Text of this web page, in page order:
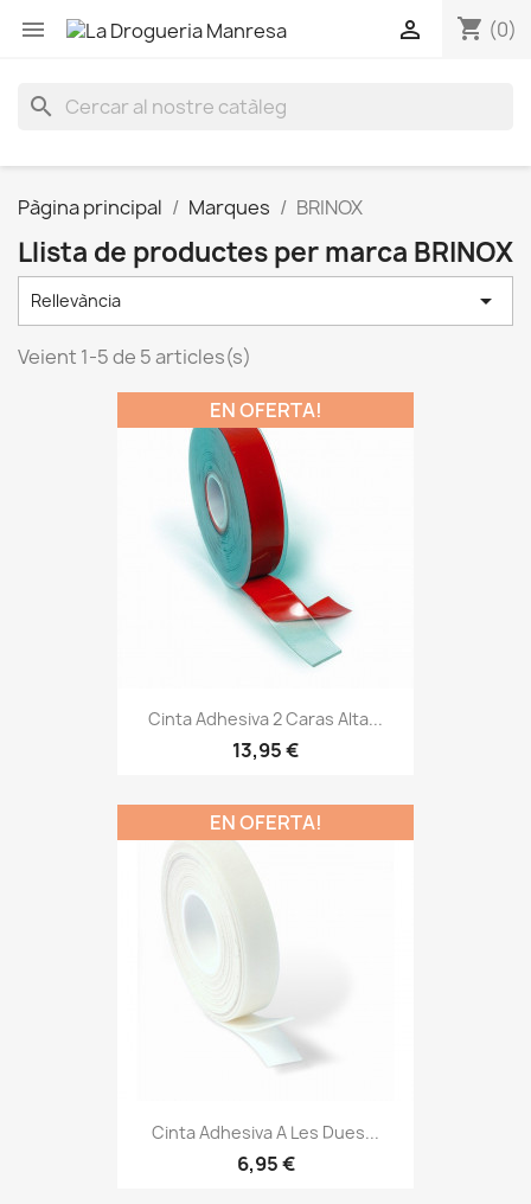
 shopping_cart (0)

search
Pàgina principal Marques BRINOX
Llista de productes per marca BRINOX
Rellevància 
Veient 1-5 de 5 articles(s)
Cinta Adhesiva 2 Caras Alta...
13,95 €
EN OFERTA!
Cinta Adhesiva A Les Dues...
6,95 €
EN OFERTA!